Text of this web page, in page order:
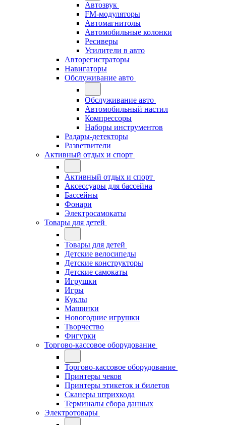
Автозвук
FM-модуляторы
Автомагнитолы
Автомобильные колонки
Ресиверы
Усилители в авто
Авторегистраторы
Навигаторы
Обслуживание авто
Обслуживание авто
Автомобильный настил
Компрессоры
Наборы инструментов
Радары-детекторы
Разветвители
Активный отдых и спорт
Активный отдых и спорт
Аксессуары для бассейна
Бассейны
Фонари
Электросамокаты
Товары для детей
Товары для детей
Детские велосипеды
Детские конструкторы
Детские самокаты
Игрушки
Игры
Куклы
Машинки
Новогодние игрушки
Творчество
Фигурки
Торгово-кассовое оборудование
Торгово-кассовое оборудование
Принтеры чеков
Принтеры этикеток и билетов
Сканеры штрихкода
Терминалы сбора данных
Электротовары